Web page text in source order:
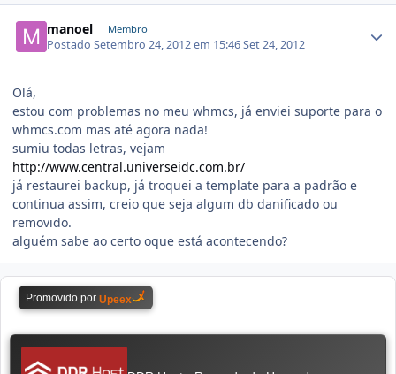
manoel Membro
PostadoSetembro 24, 2012 em 15:46Set 24, 2012
Olá,
estou com problemas no meu whmcs, já enviei suporte para o
whmcs.com mas até agora nada!
sumiu todas letras, vejam
http://www.central.universeidc.com.br/
já restaurei backup, já troquei a template para a padrão e
continua assim, creio que seja algum db danificado ou
removido.
alguém sabe ao certo oque está acontecendo?